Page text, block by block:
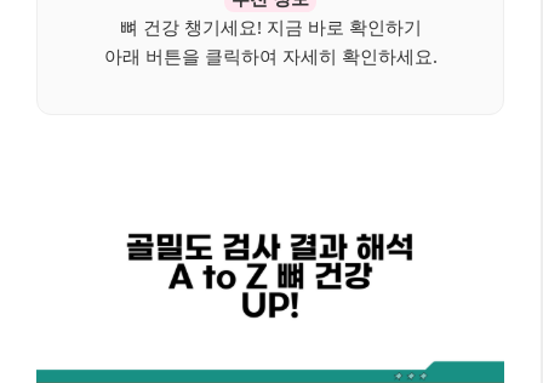
뼈 건강 챙기세요! 지금 바로 확인하기
아래 버튼을 클릭하여 자세히 확인하세요.